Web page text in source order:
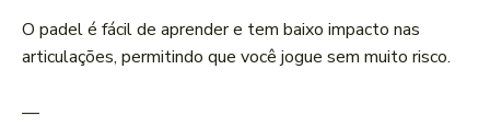
O padel é fácil de aprender e tem baixo impacto nas
articulações, permitindo que você jogue sem muito risco.
—